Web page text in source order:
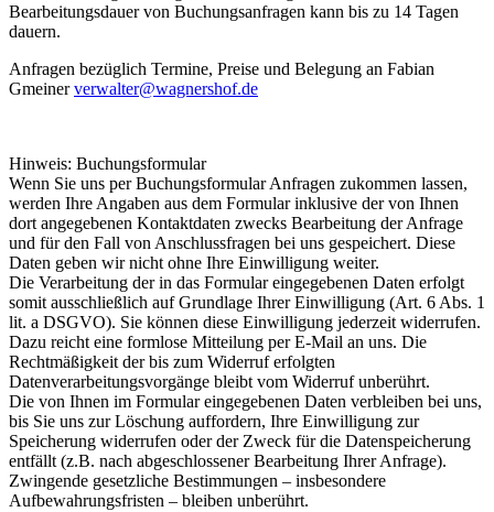
Bearbeitungsdauer von Buchungsanfragen kann bis zu 14 Tagen
dauern.
Anfragen bezüglich Termine, Preise und Belegung an Fabian
Gmeinerverwalter@wagnershof.de
Hinweis: Buchungsformular
Wenn Sie uns per Buchungsformular Anfragen zukommen lassen,
werden Ihre Angaben aus dem Formular inklusive der von Ihnen
dort angegebenen Kontaktdaten zwecks Bearbeitung der Anfrage
und für den Fall von Anschlussfragen bei uns gespeichert. Diese
Daten geben wir nicht ohne Ihre Einwilligung weiter.
Die Verarbeitung der in das Formular eingegebenen Daten erfolgt
somit ausschließlich auf Grundlage Ihrer Einwilligung (Art. 6 Abs. 1
lit. a DSGVO). Sie können diese Einwilligung jederzeit widerrufen.
Dazu reicht eine formlose Mitteilung per E-Mail an uns. Die
Rechtmäßigkeit der bis zum Widerruf erfolgten
Datenverarbeitungsvorgänge bleibt vom Widerruf unberührt.
Die von Ihnen im Formular eingegebenen Daten verbleiben bei uns,
bis Sie uns zur Löschung auffordern, Ihre Einwilligung zur
Speicherung widerrufen oder der Zweck für die Datenspeicherung
entfällt (z.B. nach abgeschlossener Bearbeitung Ihrer Anfrage).
Zwingende gesetzliche Bestimmungen – insbesondere
Aufbewahrungsfristen – bleiben unberührt.